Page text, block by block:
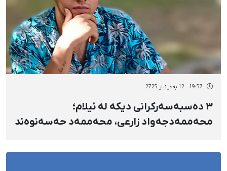
19:57 - 12 بەفرانبار 2725
٣ دەسبەسەرکرانی دیکە لە ئیلام؛
محەممەدجەواد زارعی، محەممەد حەسەنوەند